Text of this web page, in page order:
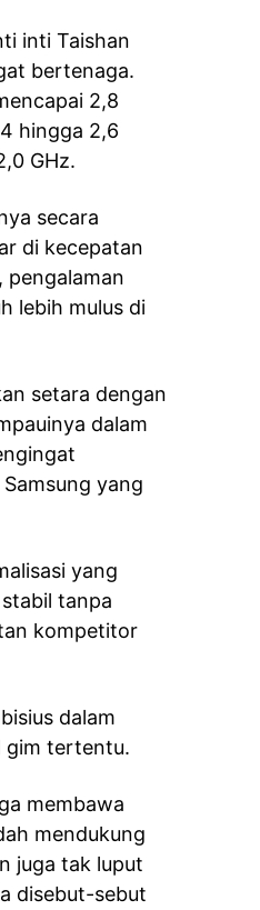
inti Taishan
bertenaga.
2,8
hingga 2,6
GHz.
secara
di kecepatan
pengalaman
lebih mulus di
setara dengan
dalam
yang
yang
tanpa
kompetitor
dalam
gim tertentu.
membawa
mendukung
juga tak luput
disebut-sebut